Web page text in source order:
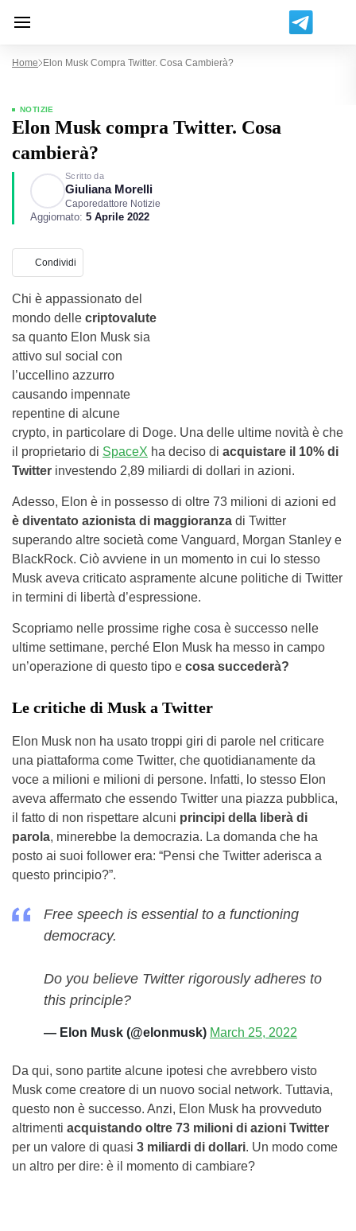
Home Elon Musk Compra Twitter. Cosa Cambierà?
NOTIZIE
Elon Musk compra Twitter. Cosa
cambierà?
Scritto da
Giuliana Morelli
Caporedattore Notizie
Aggiornato: 5 Aprile 2022
Condividi
Chi è appassionato del
mondo delle criptovalute
sa quanto Elon Musk sia
attivo sul social con
l’uccellino azzurro
causando impennate
repentine di alcune
crypto, in particolare di Doge. Una delle ultime novità è che
il proprietario di SpaceX ha deciso di acquistare il 10% di
Twitter investendo 2,89 miliardi di dollari in azioni.
Adesso, Elon è in possesso di oltre 73 milioni di azioni ed
è diventato azionista di maggioranza di Twitter
superando altre società come Vanguard, Morgan Stanley e
BlackRock. Ciò avviene in un momento in cui lo stesso
Musk aveva criticato aspramente alcune politiche di Twitter
in termini di libertà d’espressione.
Scopriamo nelle prossime righe cosa è successo nelle
ultime settimane, perché Elon Musk ha messo in campo
un’operazione di questo tipo e cosa succederà?
Le critiche di Musk a Twitter
Elon Musk non ha usato troppi giri di parole nel criticare
una piattaforma come Twitter, che quotidianamente da
voce a milioni e milioni di persone. Infatti, lo stesso Elon
aveva affermato che essendo Twitter una piazza pubblica,
il fatto di non rispettare alcuni principi della liberà di
parola, minerebbe la democrazia. La domanda che ha
posto ai suoi follower era: “Pensi che Twitter aderisca a
questo principio?”.
Free speech is essential to a functioning
democracy.
Do you believe Twitter rigorously adheres to
this principle?
— Elon Musk (@elonmusk) March 25, 2022
Da qui, sono partite alcune ipotesi che avrebbero visto
Musk come creatore di un nuovo social network. Tuttavia,
questo non è successo. Anzi, Elon Musk ha provveduto
altrimenti acquistando oltre 73 milioni di azioni Twitter
per un valore di quasi 3 miliardi di dollari. Un modo come
un altro per dire: è il momento di cambiare?